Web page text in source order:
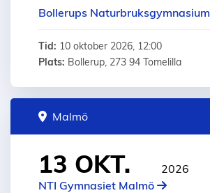
Bollerups Naturbruksgymnasium
Tid: 10 oktober 2026, 12:00
Plats: Bollerup, 273 94 Tomelilla
Malmö
13 OKT.
2026
NTI Gymnasiet Malmö